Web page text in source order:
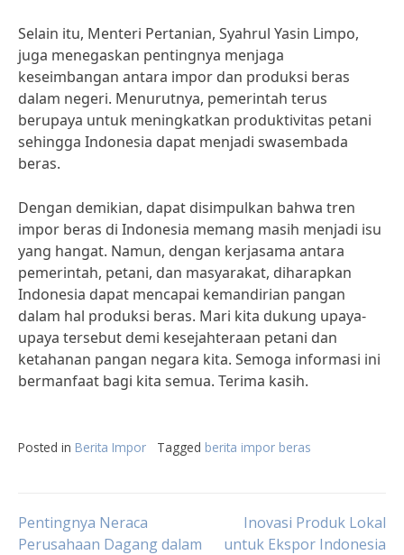
Selain itu, Menteri Pertanian, Syahrul Yasin Limpo,
juga menegaskan pentingnya menjaga
keseimbangan antara impor dan produksi beras
dalam negeri. Menurutnya, pemerintah terus
berupaya untuk meningkatkan produktivitas petani
sehingga Indonesia dapat menjadi swasembada
beras.
Dengan demikian, dapat disimpulkan bahwa tren
impor beras di Indonesia memang masih menjadi isu
yang hangat. Namun, dengan kerjasama antara
pemerintah, petani, dan masyarakat, diharapkan
Indonesia dapat mencapai kemandirian pangan
dalam hal produksi beras. Mari kita dukung upaya-
upaya tersebut demi kesejahteraan petani dan
ketahanan pangan negara kita. Semoga informasi ini
bermanfaat bagi kita semua. Terima kasih.
Posted in Berita Impor Tagged berita impor beras
Post
Pentingnya Neraca
Perusahaan Dagang dalam
Inovasi Produk Lokal
untuk Ekspor Indonesia